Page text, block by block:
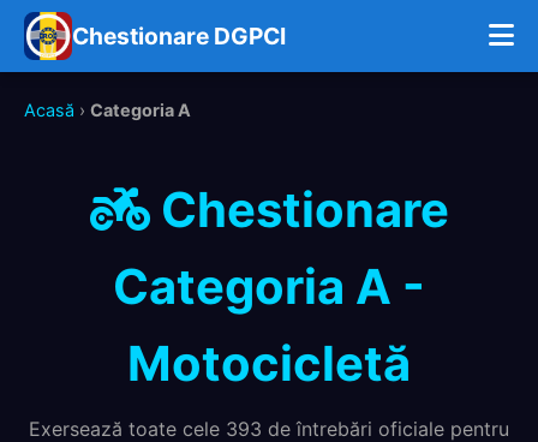
Chestionare DGPCI
Acasă › Categoria A
Chestionare
Categoria A -
Motocicletă
Exersează toate cele 393 de întrebări oficiale pentru